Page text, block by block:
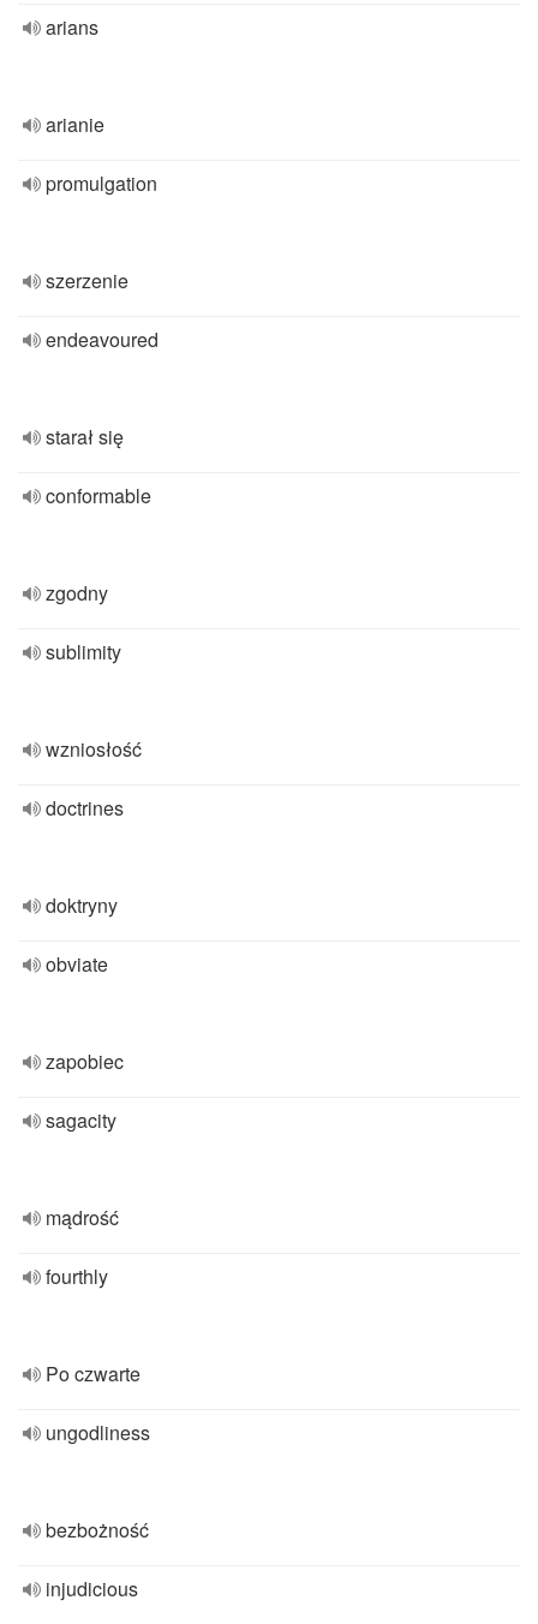
arians
arianie
promulgation
szerzenie
endeavoured
starał się
conformable
zgodny
sublimity
wzniosłość
doctrines
doktryny
obviate
zapobiec
sagacity
mądrość
fourthly
Po czwarte
ungodliness
bezbożność
injudicious